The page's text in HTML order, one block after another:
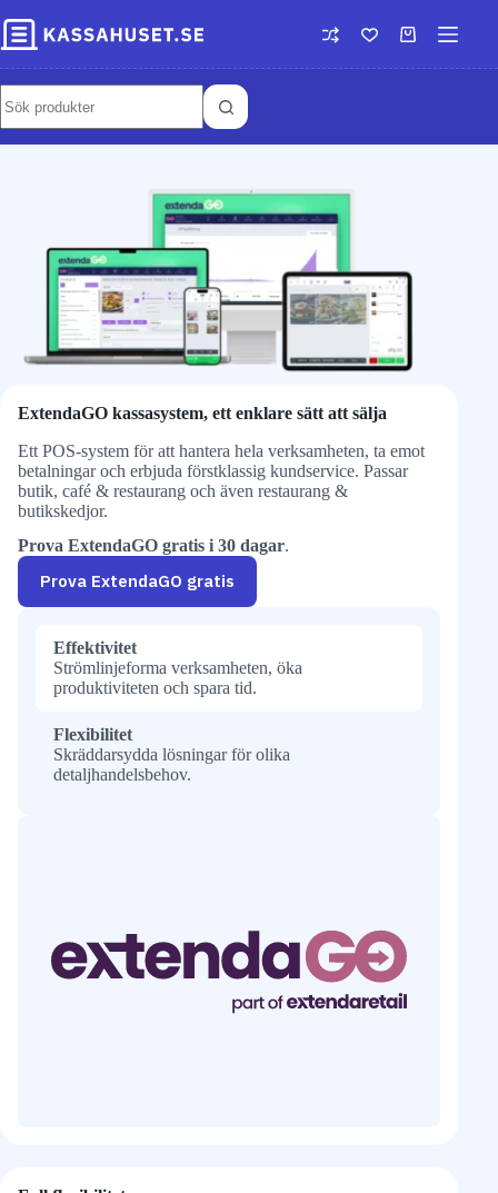
ExtendaGO kassasystem, ett enklare sätt att sälja
Ett POS-system för att hantera hela verksamheten, ta emot
betalningar och erbjuda förstklassig kundservice. Passar
butik, café & restaurang och även restaurang &
butikskedjor.
Prova ExtendaGO gratis i 30 dagar.
Prova ExtendaGO gratis
Effektivitet
Strömlinjeforma verksamheten, öka
produktiviteten och spara tid.
Flexibilitet
Skräddarsydda lösningar för olika
detaljhandelsbehov.